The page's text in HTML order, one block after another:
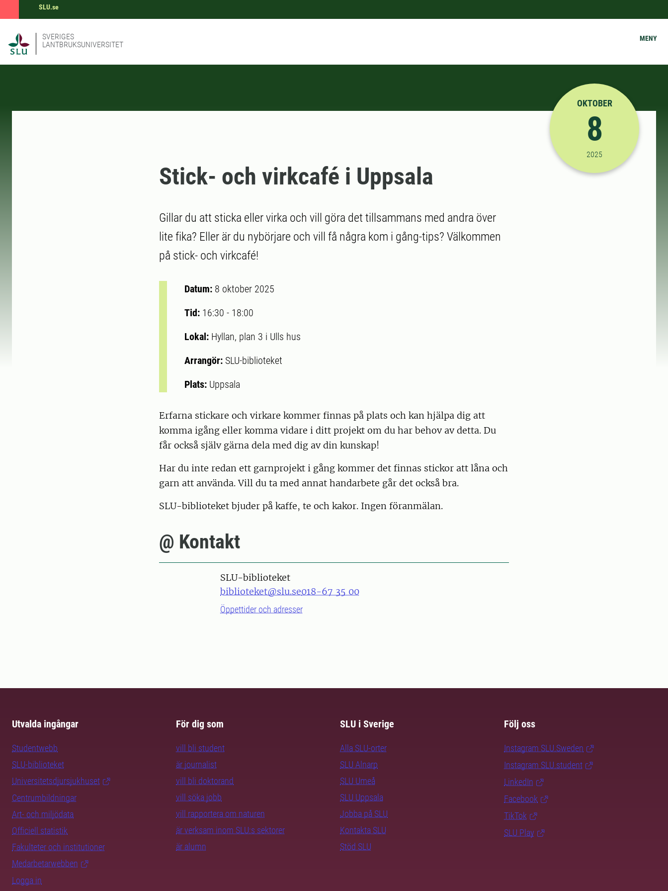
SLU.se
SVERIGES
LANTBRUKSUNIVERSITET
MENY
2025-10-08 16:30:00
OKTOBER
8
2025
Stick- och virkcafé i Uppsala
Gillar du att sticka eller virka och vill göra det tillsammans med andra över
lite fika? Eller är du nybörjare och vill få några kom i gång-tips? Välkommen
på stick- och virkcafé!
Datum: 8 oktober 2025
Tid: 16:30 - 18:00
Lokal: Hyllan, plan 3 i Ulls hus
Arrangör: SLU-biblioteket
Plats: Uppsala
Erfarna stickare och virkare kommer finnas på plats och kan hjälpa dig att
komma igång eller komma vidare i ditt projekt om du har behov av detta. Du
får också själv gärna dela med dig av din kunskap!
Har du inte redan ett garnprojekt i gång kommer det finnas stickor att låna och
garn att använda. Vill du ta med annat handarbete går det också bra.
SLU-biblioteket bjuder på kaffe, te och kakor. Ingen föranmälan.
@ Kontakt
SLU-biblioteket
biblioteket@slu.se018-67 35 00
Öppettider och adresser
Utvalda ingångar
Studentwebb
SLU-biblioteket
Universitetsdjursjukhuset
Centrumbildningar
Art- och miljödata
Officiell statistik
Fakulteter och institutioner
Medarbetarwebben
Logga in
För dig som
vill bli student
är journalist
vill bli doktorand
vill söka jobb
vill rapportera om naturen
är verksam inom SLU:s sektorer
är alumn
SLU i Sverige
Alla SLU-orter
SLU Alnarp
SLU Umeå
SLU Uppsala
Jobba på SLU
Kontakta SLU
Stöd SLU
Följ oss
Instagram SLU.Sweden
Instagram SLU.student
LinkedIn
Facebook
TikTok
SLU Play